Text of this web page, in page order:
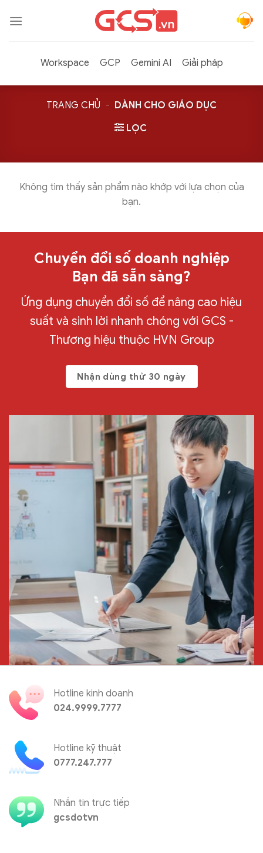
qua
Workspace
GCP Gemini AI Giải pháp
TRANG CHỦ - DÀNH CHO GIÁO DỤC
LỌC
Không tìm thấy sản phẩm nào khớp với lựa chọn của
bạn.
Chuyển đổi số doanh nghiệp
Bạn đã sẵn sàng?
Ứng dụng chuyển đổi số để nâng cao hiệu
suất và sinh lời nhanh chóng với GCS -
Thương hiệu thuộc HVN Group
Nhận dùng thử 30 ngày
Hotline kinh doanh
024.9999.7777
Hotline kỹ thuật
0777.247.777
Nhắn tin trực tiếp
gcsdotvn